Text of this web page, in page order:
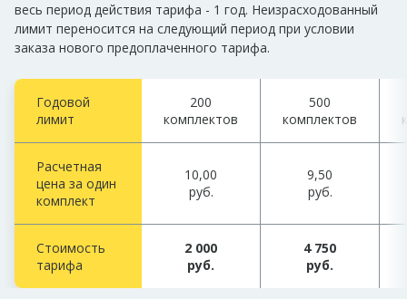
весь период действия тарифа - 1 год. Неизрасходованный
лимит переносится на следующий период при условии
заказа нового предоплаченного тарифа.
Годовой
лимит
200
комплектов
500
комплектов
Расчетная
цена за один
комплект
10,00
руб.
9,50
руб.
Стоимость
тарифа
2 000
руб.
4 750
руб.